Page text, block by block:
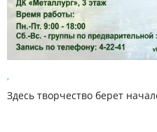
,
Здесь творчество берет